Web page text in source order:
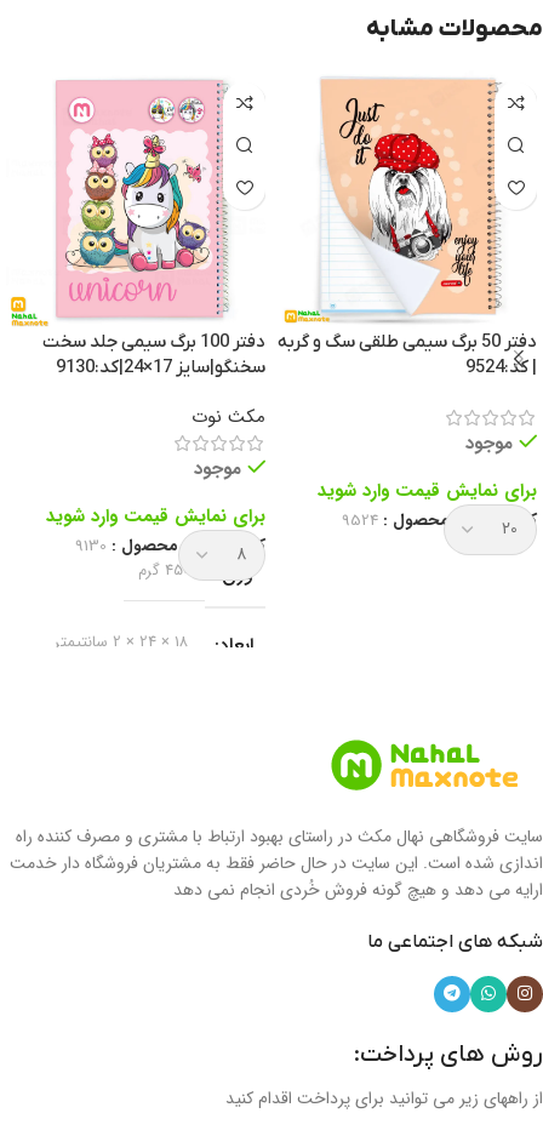
محصولات مشابه
دفتر 50 برگ سیمی طلقی سگ و گربه
| کد:9524
موجود
برای نمایش قیمت وارد شوید
کد انحصاری محصول : 9524
دفتر 100 برگ سیمی جلد سخت
سخنگو|سایز 17×24|کد:9130
مکث نوت
موجود
برای نمایش قیمت وارد شوید
کد انحصاری محصول : 9130
وزن 450 گرم
ابعاد 18 × 24 × 2 سانتیمتر
نوع جلد جلد سخت
سایت فروشگاهی نهال مکث در راستای بهبود ارتباط با مشتری و مصرف کننده راه
اندازی شده است. این سایت در حال حاضر فقط به مشتریان فروشگاه دار خدمت
ارایه می دهد و هیچ گونه فروش خُردی انجام نمی دهد
شبکه های اجتماعی ما
روش های پرداخت:
از راههای زیر می توانید برای پرداخت اقدام کنید